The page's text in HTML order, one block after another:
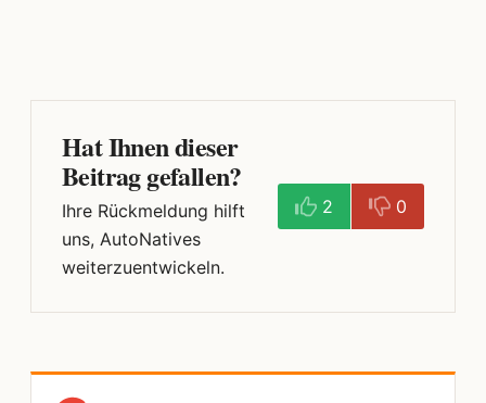
Hat Ihnen dieser
Beitrag gefallen?
Ihre Rückmeldung hilft
uns, AutoNatives
weiterzuentwickeln.
2 0